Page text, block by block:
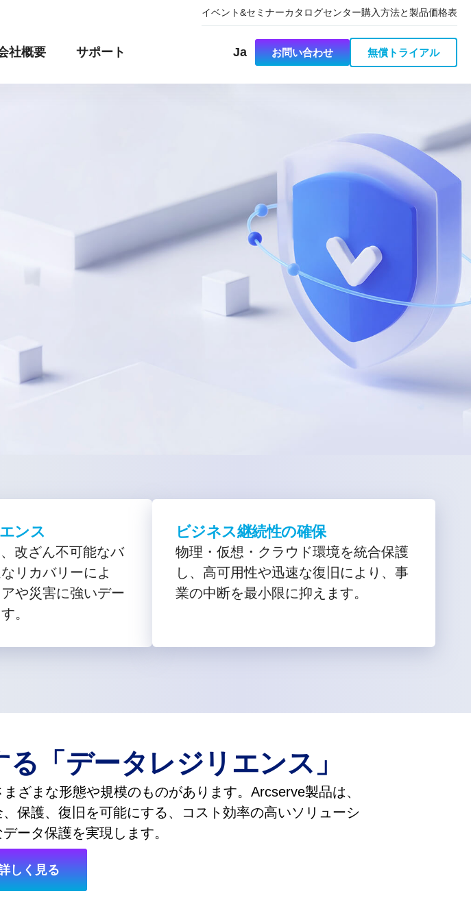
イベント&セミナーカタログセンター購入方法と製品価格表
社概要 サポート Ja お問い合わせ 無償トライアル
ンス
改ざん不可能なバ
リカバリーによ
や災害に強いデー
。
ビジネス継続性の確保
物理・仮想・クラウド環境を統合保護
し、高可用性や迅速な復旧により、事
業の中断を最小限に抑えます。
「データレジリエンス」
ざまな形態や規模のものがあります。Arcserve製品は、
保護、復旧を可能にする、コスト効率の高いソリューシ
ータ保護を実現します。
しく見る